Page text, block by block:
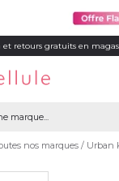
et retours gratuits en
nos marques Urban